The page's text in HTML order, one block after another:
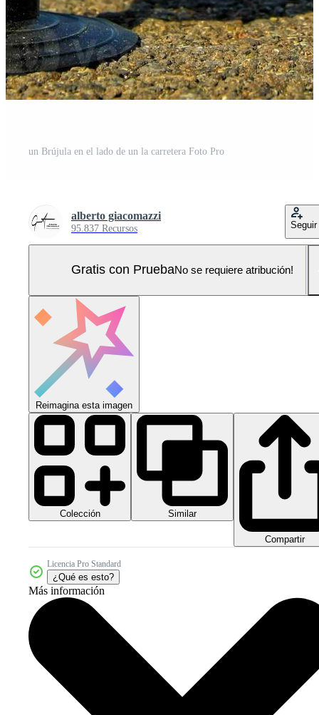
un Brújula en el lado de un la carretera Foto Pro
alberto giacomazzi
95.837 Recursos Seguir
Gratis con PruebaNo se requiere atribución!
Reimagina esta imagen
Colección Similar
Compartir
Licencia Pro Standard
¿Qué es esto?
Más información